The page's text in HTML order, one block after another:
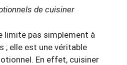
de cuisiner
limite pas simplement à
; elle est une véritable
En effet, cuisiner